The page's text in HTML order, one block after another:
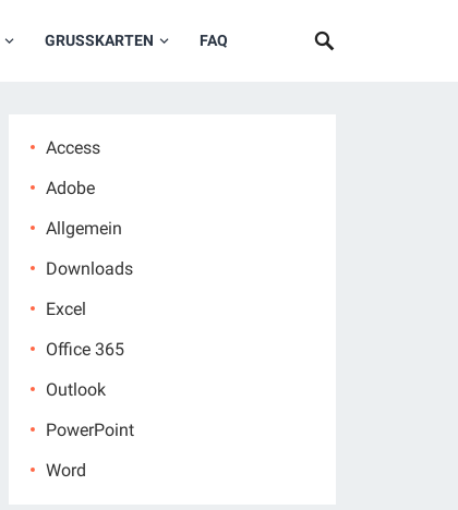
GRUSSKARTEN FAQ
Access
Adobe
Allgemein
Downloads
Excel
Office 365
Outlook
PowerPoint
Word